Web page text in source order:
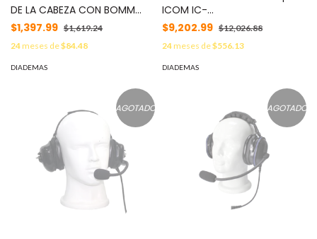
DE LA CABEZA CON BOMM
FLEXIBLE P/ ICOM ICF-11/ 14/
3021/ 3013/ 3103/ 3003. Se fija
al equipo con tornillos. MOD:
SPM-1400ILS
$1,397.99 $1,619.24
24meses de$84.48
DIADEMAS
ICOM IC-
F50/60/50V/60V/3161/4161
MOD: V4-NR2CM1
$9,202.99 $12,026.88
24meses de$556.13
DIADEMAS
AGOTADO AGOTADO